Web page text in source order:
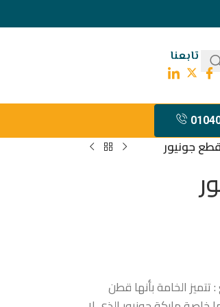
تابعنا
3 قطع جونيور بودى كت جونيور باك 3 قطع : تتميز الخامة بأنها قطن